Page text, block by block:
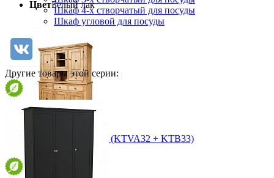
Шкаф 4-х створчатый для посуды
Шкаф угловой для посуды
Буфет PIN MAGIC (KTVA32 + KTB33)
140 930 ₽
ЦветБелый лак
Другие товары этой серии: